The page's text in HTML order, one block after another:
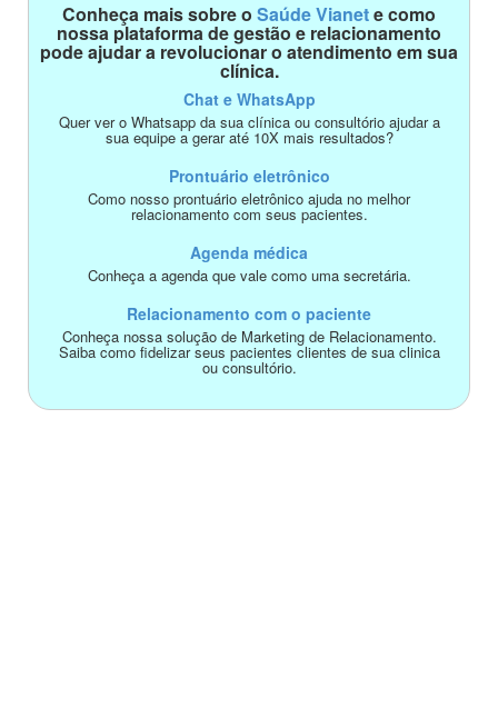
Conheça mais sobre o Saúde Vianete como
nossa plataforma de gestão e relacionamento
pode ajudar a revolucionar o atendimento em sua
clínica.
Chat e WhatsApp
Quer ver o Whatsapp da sua clínica ou consultório ajudar a
sua equipe a gerar até 10X mais resultados?
Prontuário eletrônico
Como nosso prontuário eletrônico ajuda no melhor
relacionamento com seus pacientes.
Agenda médica
Conheça a agenda que vale como uma secretária.
Relacionamento com o paciente
Conheça nossa solução de Marketing de Relacionamento.
Saiba como fidelizar seus pacientes clientes de sua clinica
ou consultório.